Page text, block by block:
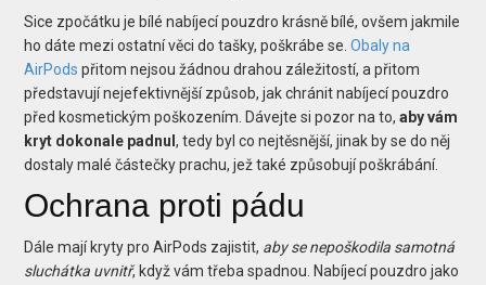
Sice zpočátku je bílé nabíjecí pouzdro krásně bílé, ovšem jakmile
ho dáte mezi ostatní věci do tašky, poškrábe se.Obaly na
AirPods přitom nejsou žádnou drahou záležitostí, a přitom
představují nejefektivnější způsob, jak chránit nabíjecí pouzdro
před kosmetickým poškozením. Dávejte si pozor na to,aby vám
kryt dokonale padnul, tedy byl co nejtěsnější, jinak by se do něj
dostaly malé částečky prachu, jež také způsobují poškrábání.
Ochrana proti pádu
Dále mají kryty pro AirPods zajistit, aby se nepoškodila samotná
sluchátka uvnitř, když vám třeba spadnou. Nabíjecí pouzdro jako